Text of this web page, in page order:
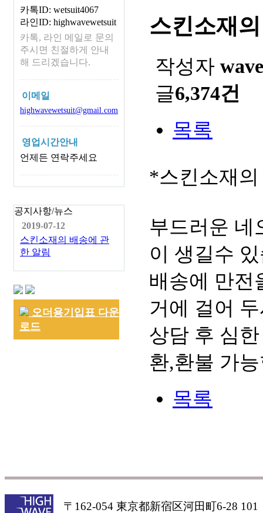
카톡ID: wetsuit4067
라인ID: highwavewetsuit
카톡, 라인 메일로 문의
주시면 친절하게 안내
해 드리겠습니다.
이메일
highwavewetsuit@gmail.com
영업시간안내
언제든 연락주세요
공지사항/뉴스
2019-07-12
스킨소재의 배송에 관
한 알림
오더용기입표 다운
로드
스킨소재
작성자 wave
글6,374건
목록
*스킨소재
부드러운 네
이 생길수
배송에 만전
거에 걸어
상담 후 심
환,환불 가
목록
〒162-054 東京都新宿区河田町6-28 101